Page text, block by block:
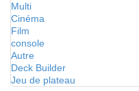
Multi
Cinéma
Film
console
Autre
Deck Builder
Jeu de plateau